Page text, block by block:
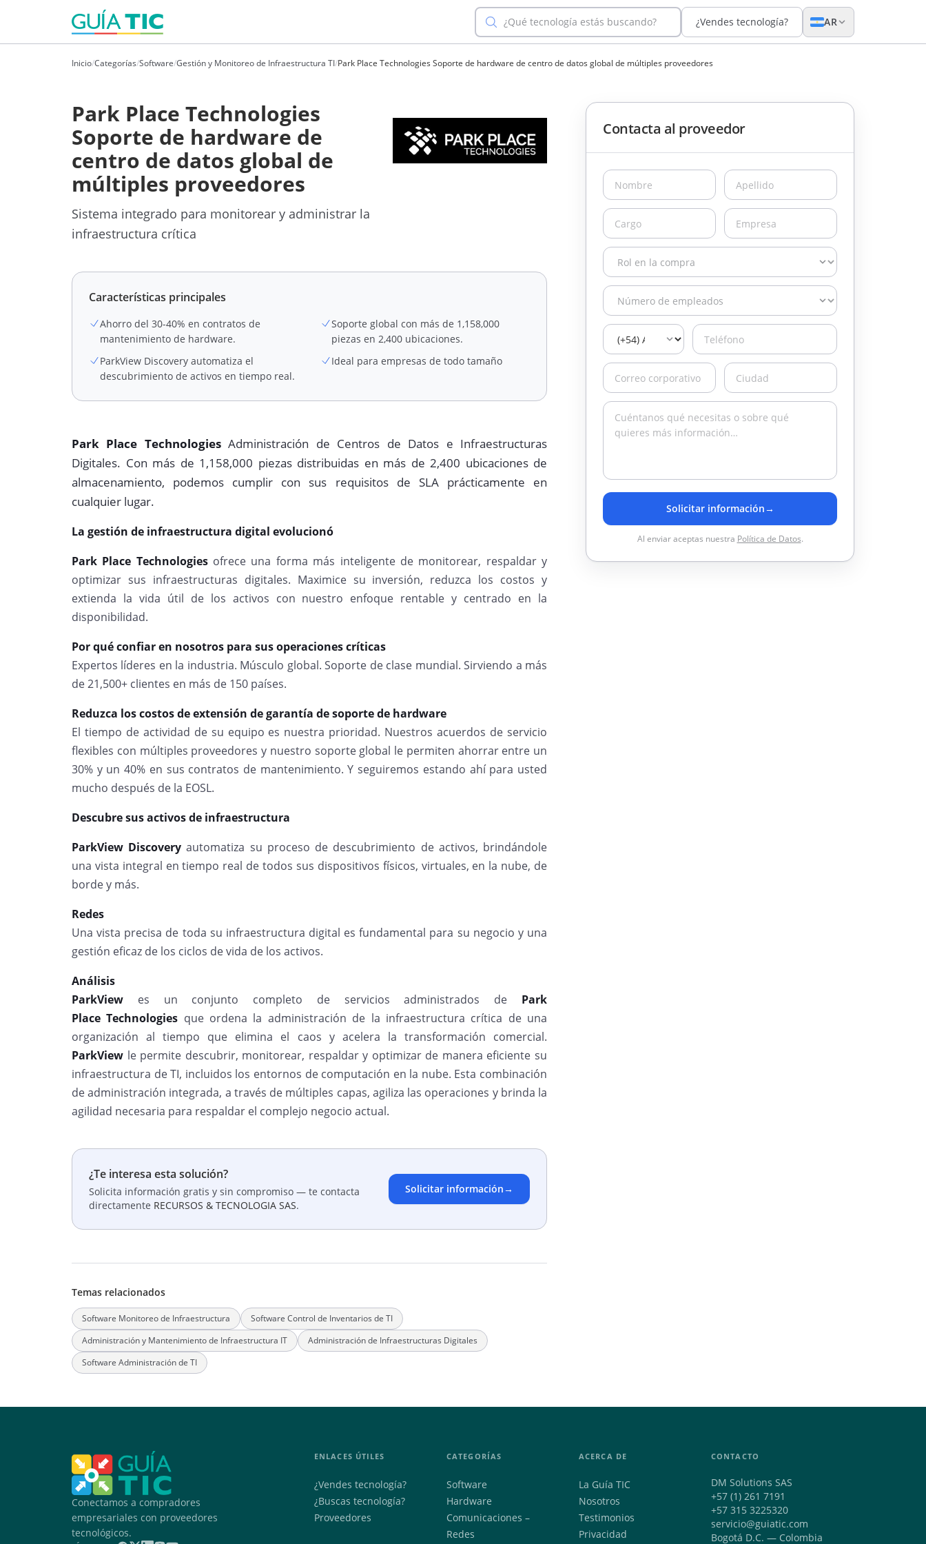
¿Qué tecnología estás buscando? ¿Vendes tecnología? AR
Inicio/Categorías/Software/Gestión y Monitoreo de Infraestructura TI/Park Place Technologies Soporte de hardware de centro de datos global de múltiples proveedores
Park Place Technologies
Soporte de hardware de
centro de datos global de
múltiples proveedores
Sistema integrado para monitorear y administrar la
infraestructura crítica
Características principales
Ahorro del 30-40% en contratos de
mantenimiento de hardware.
Soporte global con más de 1,158,000
piezas en 2,400 ubicaciones.
ParkView Discovery automatiza el
descubrimiento de activos en tiempo real.
Ideal para empresas de todo tamaño
Park Place TechnologiesAdministración de Centros de Datos e Infraestructuras
Digitales. Con más de 1,158,000 piezas distribuidas en más de 2,400 ubicaciones de
almacenamiento, podemos cumplir con sus requisitos de SLA prácticamente en
cualquier lugar.
La gestión de infraestructura digital evolucionó
Park Place Technologiesofrece una forma más inteligente de monitorear, respaldar y
optimizar sus infraestructuras digitales. Maximice su inversión, reduzca los costos y
extienda la vida útil de los activos con nuestro enfoque rentable y centrado en la
disponibilidad.
Por qué confiar en nosotros para sus operaciones críticas
Expertos líderes en la industria. Músculo global. Soporte de clase mundial. Sirviendo a más
de 21,500+ clientes en más de 150 países.
Reduzca los costos de extensión de garantía de soporte de hardware
El tiempo de actividad de su equipo es nuestra prioridad. Nuestros acuerdos de servicio
flexibles con múltiples proveedores y nuestro soporte global le permiten ahorrar entre un
30% y un 40% en sus contratos de mantenimiento. Y seguiremos estando ahí para usted
mucho después de la EOSL.
Descubre sus activos de infraestructura
ParkView Discovery automatiza su proceso de descubrimiento de activos, brindándole
una vista integral en tiempo real de todos sus dispositivos físicos, virtuales, en la nube, de
borde y más.
Redes
Una vista precisa de toda su infraestructura digital es fundamental para su negocio y una
gestión eficaz de los ciclos de vida de los activos.
Análisis
ParkView es un conjunto completo de servicios administrados de Park
Place Technologies que ordena la administración de la infraestructura crítica de una
organización al tiempo que elimina el caos y acelera la transformación comercial.
ParkView le permite descubrir, monitorear, respaldar y optimizar de manera eficiente su
infraestructura de TI, incluidos los entornos de computación en la nube. Esta combinación
de administración integrada, a través de múltiples capas, agiliza las operaciones y brinda la
agilidad necesaria para respaldar el complejo negocio actual.
¿Te interesa esta solución?
Solicita información gratis y sin compromiso — te contacta
directamente RECURSOS & TECNOLOGIA SAS.
Solicitar información→
Temas relacionados
Software Monitoreo de Infraestructura
Software Control de Inventarios de TI
Administración y Mantenimiento de Infraestructura IT
Administración de Infraestructuras Digitales
Software Administración de TI
Contacta al proveedor
Solicitar información→
Al enviar aceptas nuestra Política de Datos.
Conectamos a compradores
empresariales con proveedores
tecnológicos.
ENLACES ÚTILES
¿Vendes tecnología?
¿Buscas tecnología?
Proveedores
CATEGORÍAS
Software
Hardware
Comunicaciones –
Redes
ACERCA DE
La Guía TIC
Nosotros
Testimonios
Privacidad
CONTACTO
DM Solutions SAS
+57 (1) 261 7191
+57 315 3225320
servicio@guiatic.com
Bogotá D.C. — Colombia